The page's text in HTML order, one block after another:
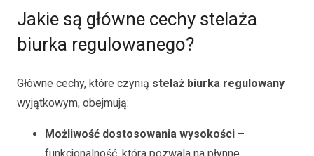
Jakie są główne cechy stelaża
biurka regulowanego?
Główne cechy, które czynią stelaż biurka regulowany
wyjątkowym, obejmują:
Możliwość dostosowania wysokości –